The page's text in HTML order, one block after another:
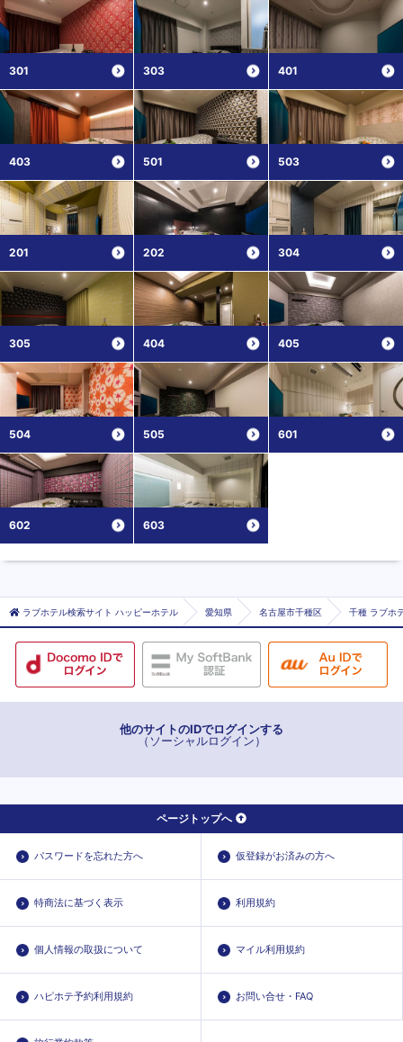
301 303 401
403 501 503
201 202 304
305 404 405
504 505 601
602 603
ラブホテル検索サイト ハッピーホテル 愛知県 名古屋市千種区 千種 ラブホ
他のサイトのIDでログインする
（ソーシャルログイン）
ページトップへ
パスワードを忘れた方へ 仮登録がお済みの方へ
特商法に基づく表示 利用規約
個人情報の取扱について マイル利用規約
ハピホテ予約利用規約 お問い合せ・FAQ